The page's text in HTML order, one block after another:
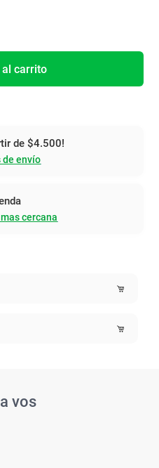
carrito
de $4.500!
de envío
cercana
vos